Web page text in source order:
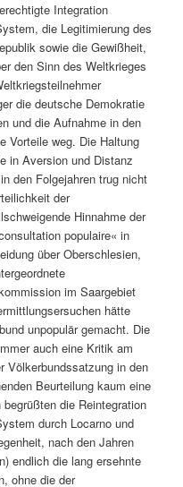
Integration
die Legitimierung des
sowie die Gewißheit,
den Sinn des Weltkrieges
die deutsche Demokratie
und die Aufnahme in den
Vorteile weg. Die Haltung
in Aversion und Distanz
den Folgejahren trug nicht
der
Hinnahme der
populaire« in
über Oberschlesien,
im Saargebiet
hätte
unpopulär gemacht. Die
auch eine Kritik am
Völkerbundssatzung in den
Beurteilung kaum eine
die Reintegration
durch Locarno und
nach den Jahren
endlich die lang ersehnte
ohne die der